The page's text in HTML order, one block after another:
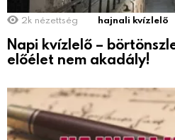
2k nézettség hajnali kvízlelő
Napi kvízlelő –
előélet nem akadály!